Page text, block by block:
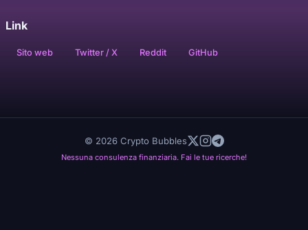
Link
Sito web Twitter / X Reddit GitHub
Nessuna consulenza finanziaria. Fai le tue ricerche!
© 2026 Crypto Bubbles